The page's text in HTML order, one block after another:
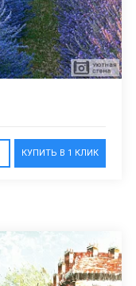
КУПИТЬ В 1 КЛИК